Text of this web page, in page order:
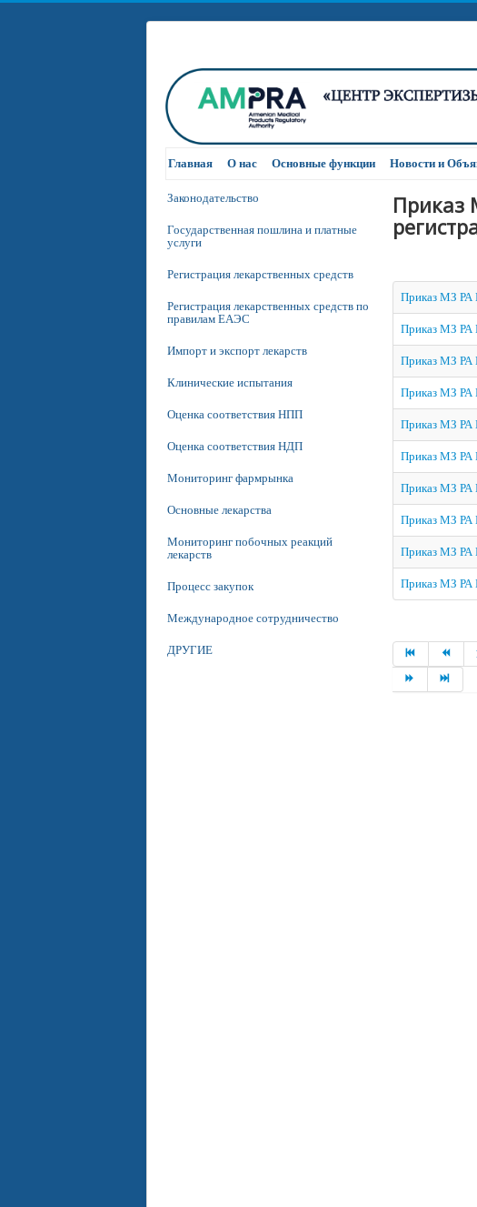
Главная О нас Основные функции Новости и
Законодательство
Государственная пошлина и платные
услуги
Регистрация лекарственных средств
Регистрация лекарственных средств по
правилам ЕАЭС
Импорт и экспорт лекарств
Клинические испытания
Оценка соответствия НПП
Оценка соответствия НДП
Мониторинг фармрынка
Основные лекарства
Мониторинг побочных реакций
лекарств
Процесс закупок
Международное сотрудничество
ДРУГИЕ
Приказ
Приказ МЗ РА
Приказ МЗ РА
Приказ МЗ РА
Приказ МЗ РА
Приказ МЗ РА
Приказ МЗ РА
Приказ МЗ РА
Приказ МЗ РА
Приказ МЗ РА
Приказ МЗ РА